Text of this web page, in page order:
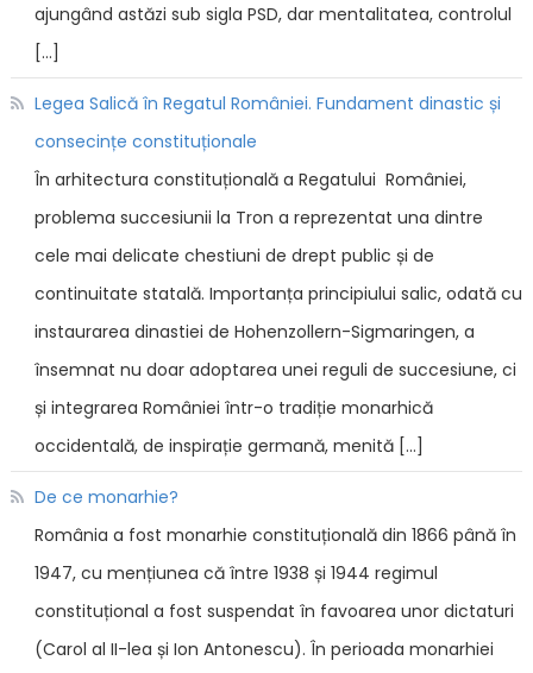
ajungând astăzi sub sigla PSD, dar mentalitatea, controlul
[…]
Legea Salică în Regatul României. Fundament dinastic și
consecințe constituționale
În arhitectura constituțională a Regatului României,
problema succesiunii la Tron a reprezentat una dintre
cele mai delicate chestiuni de drept public și de
continuitate statală. Importanța principiului salic, odată cu
instaurarea dinastiei de Hohenzollern-Sigmaringen, a
însemnat nu doar adoptarea unei reguli de succesiune, ci
și integrarea României într-o tradiție monarhică
occidentală, de inspirație germană, menită […]
De ce monarhie?
România a fost monarhie constituțională din 1866 până în
1947, cu mențiunea că între 1938 și 1944 regimul
constituțional a fost suspendat în favoarea unor dictaturi
(Carol al II-lea și Ion Antonescu). În perioada monarhiei